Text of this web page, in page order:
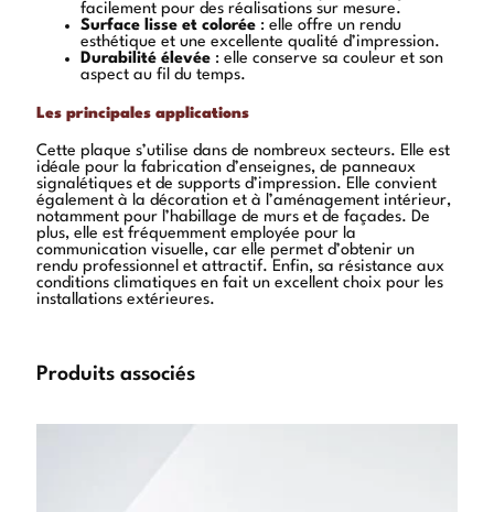
facilement pour des réalisations sur mesure.
Surface lisse et colorée : elle offre un rendu
esthétique et une excellente qualité d’impression.
Durabilité élevée : elle conserve sa couleur et son
aspect au fil du temps.
Les principales applications
Cette plaque s’utilise dans de nombreux secteurs. Elle est
idéale pour la fabrication d’enseignes, de panneaux
signalétiques et de supports d’impression. Elle convient
également à la décoration et à l’aménagement intérieur,
notamment pour l’habillage de murs et de façades. De
plus, elle est fréquemment employée pour la
communication visuelle, car elle permet d’obtenir un
rendu professionnel et attractif. Enfin, sa résistance aux
conditions climatiques en fait un excellent choix pour les
installations extérieures.
Produits associés